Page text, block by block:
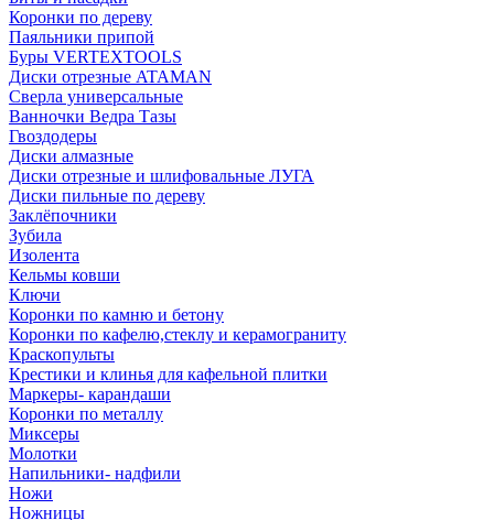
Коронки по дереву
Паяльники припой
Буры VERTEXTOOLS
Диски отрезные ATAMAN
Сверла универсальные
Ванночки Ведра Тазы
Гвоздодеры
Диски алмазные
Диски отрезные и шлифовальные ЛУГА
Диски пильные по дереву
Заклёпочники
Зубила
Изолента
Кельмы ковши
Ключи
Коронки по камню и бетону
Коронки по кафелю,стеклу и керамограниту
Краскопульты
Крестики и клинья для кафельной плитки
Маркеры- карандаши
Коронки по металлу
Миксеры
Молотки
Напильники- надфили
Ножи
Ножницы